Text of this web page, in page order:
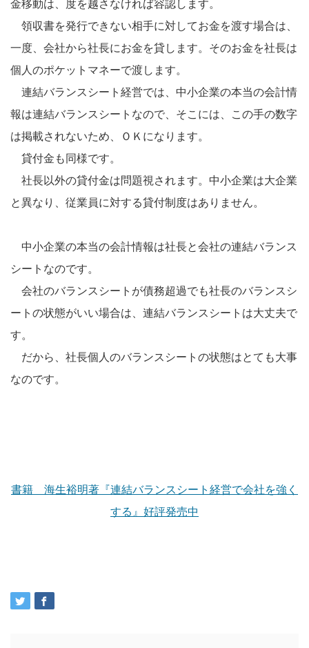
金移動は、度を越さなければ容認します。
領収書を発行できない相手に対してお金を渡す場合は、
一度、会社から社長にお金を貸します。そのお金を社長は
個人のポケットマネーで渡します。
連結バランスシート経営では、中小企業の本当の会計情
報は連結バランスシートなので、そこには、この手の数字
は掲載されないため、ＯＫになります。
貸付金も同様です。
社長以外の貸付金は問題視されます。中小企業は大企業
と異なり、従業員に対する貸付制度はありません。
中小企業の本当の会計情報は社長と会社の連結バランス
シートなのです。
会社のバランスシートが債務超過でも社長のバランスシ
ートの状態がいい場合は、連結バランスシートは大丈夫で
す。
だから、社長個人のバランスシートの状態はとても大事
なのです。
書籍 海生裕明著『連結バランスシート経営で会社を強く
する』好評発売中